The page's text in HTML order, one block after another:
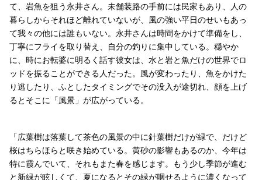
て、岩魚を狙う永井さん。未舗装路の手前には民家もあり、人の
暮らしからそれほど離れていないが、風の強い平日のせいもあっ
て我々の他には誰もいない。永井さんは時間をかけて準備をし、
丁寧にフライを取り替え、自分の釣りに集中している。穏やか
に、時にお転婆に明るく話す彼女は、水と岩と魚だけの世界でロ
ッドを振ることができる人だった。風が変わったり、魚をかけた
り逃したり、ふとしたタイミングでその没入が途切れ、顔を上げ
るとそこに「風景」が広がっている。
「広葉樹は落葉して茶色の風景の中に針葉樹だけが緑で、だけど
桜はちらほらと咲き始めている。黄砂の影響もあるのか、今年は
特に霞んでいて、それもまた春を感じます。もう少し季節が進む
と新緑が眩しくて、夏になるとその緑が咽せるように濃くなって